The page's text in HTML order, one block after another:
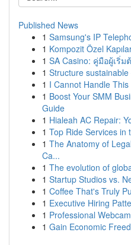
Published News
1 Samsung's IP
1 Kompozit Özel
1 SA Casino: คู่มือผู้เริ่
1 Structure
1 I Cannot Handle
1 Boost Your SMM
Guide
1 Hialeah AC Repair:
1 Top Ride Services in
1 The Anatomy of
Ca...
1 The evolution of
1 Startup Studios vs.
1 Coffee That's Truly
1 Executive Hiring
1 Professional
1 Gain Economic